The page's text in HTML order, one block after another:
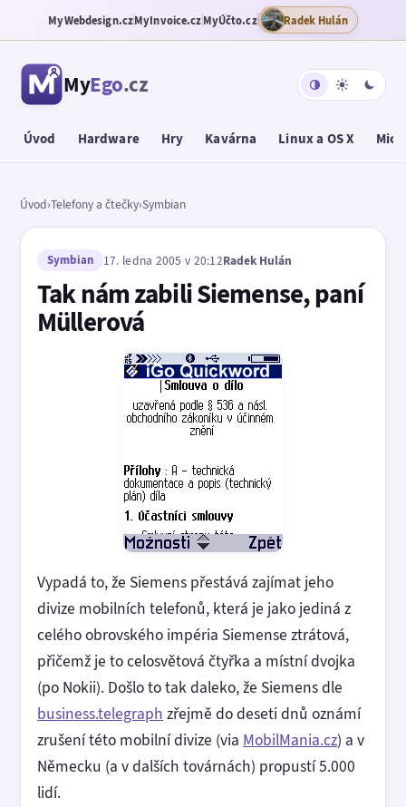
MyWebdesign.czMyInvoice.czMyÚčto.cz Radek Hulán
MyEgo.cz
Úvod Hardware Hry Kavárna Linux a OS X
Úvod›Telefony a čtečky›Symbian
Symbian 17. ledna 2005 v 20:12Radek Hulán
Tak nám zabili Siemense, paní
Müllerová
Vypadá to, že Siemens přestává zajímat jeho
divize mobilních telefonů, která je jako jediná z
celého obrovského impéria Siemense ztrátová,
přičemž je to celosvětová čtyřka a místní dvojka
(po Nokii). Došlo to tak daleko, že Siemens dle
business.telegraph zřejmě do deseti dnů oznámí
zrušení této mobilní divize (via MobilMania.cz) a v
Německu (a v dalších továrnách) propustí 5.000
lidí.